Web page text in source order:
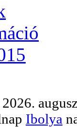
Ibolya